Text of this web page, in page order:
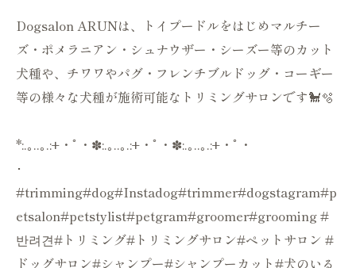
Dogsalon ARUNは、トイプードルをはじめマルチー
ズ・ポメラニアン・シュナウザー・シーズー等のカット
犬種や、チワワやパグ・フレンチブルドッグ・コーギー
等の様々な犬種が施術可能なトリミングサロンです🐩🫧
*:.｡..｡.:+・ﾟ・✽:.｡..｡.:+・ﾟ・✽:.｡..｡.:+・ﾟ・
･
#trimming#dog#Instadog#trimmer#dogstagram#p
etsalon#petstylist#petgram#groomer#grooming #
반려견#トリミング#トリミングサロン#ペットサロン #
ドッグサロン#シャンプー#シャンプーカット#犬のいる